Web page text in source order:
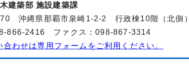
建築部 施設建築課
沖縄県那覇市泉崎1-2-2 行政棟10階（北側）
866-2416 ファクス：098-867-3314
合わせは専用フォームをご利用ください。